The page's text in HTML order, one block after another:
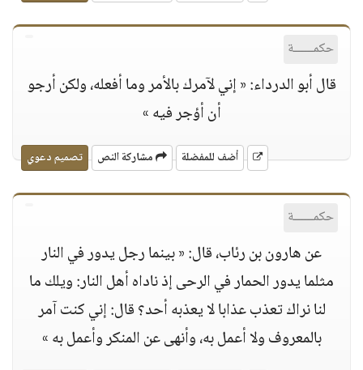
حكمــــــة
قال أبو الدرداء: « إني لآمرك بالأمر وما أفعله، ولكن أرجو
أن أؤجر فيه »
أضف للمفضلة مشاركة النص تصميم دعوي
حكمــــــة
عن هارون بن رئاب، قال: « بينما رجل يدور في النار
مثلما يدور الحمار في الرحى إذ ناداه أهل النار: ويلك ما
لنا نراك تعذب عذابا لا يعذبه أحد؟ قال: إني كنت آمر
بالمعروف ولا أعمل به، وأنهى عن المنكر وأعمل به »